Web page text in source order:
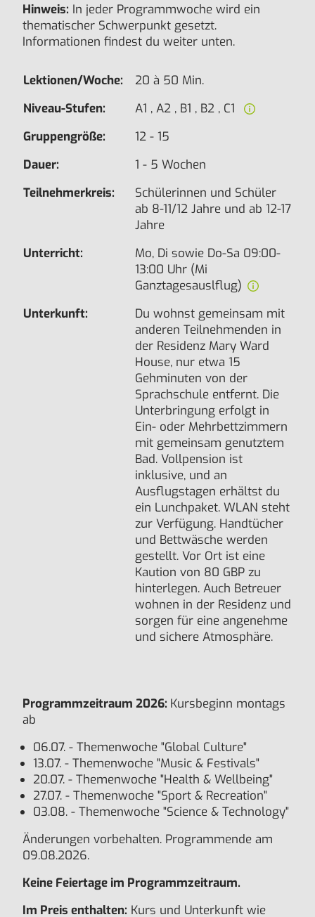
Hinweis: In jeder Programmwoche wird ein
thematischer Schwerpunkt gesetzt.
Informationen findest du weiter unten.
Lektionen/Woche:
20 à 50 Min.
Niveau-Stufen:
A1 , A2 , B1 , B2 , C1
Gruppengröße:
12 - 15
Dauer:
1 - 5 Wochen
Teilnehmerkreis:
Schülerinnen und Schüler
ab 8-11/12 Jahre und ab 12-17
Jahre
Unterricht:
Mo, Di sowie Do-Sa 09:00-
13:00 Uhr (Mi
Ganztagesauslflug)
Unterkunft:
Du wohnst gemeinsam mit
anderen Teilnehmenden in
der Residenz Mary Ward
House, nur etwa 15
Gehminuten von der
Sprachschule entfernt. Die
Unterbringung erfolgt in
Ein- oder Mehrbettzimmern
mit gemeinsam genutztem
Bad. Vollpension ist
inklusive, und an
Ausflugstagen erhältst du
ein Lunchpaket. WLAN steht
zur Verfügung. Handtücher
und Bettwäsche werden
gestellt. Vor Ort ist eine
Kaution von 80 GBP zu
hinterlegen. Auch Betreuer
wohnen in der Residenz und
sorgen für eine angenehme
und sichere Atmosphäre.
Programmzeitraum 2026: Kursbeginn montags
ab
06.07. - Themenwoche "Global Culture"
13.07. - Themenwoche "Music & Festivals"
20.07. - Themenwoche "Health & Wellbeing"
27.07. - Themenwoche "Sport & Recreation"
03.08. - Themenwoche "Science & Technology"
Änderungen vorbehalten. Programmende am
09.08.2026.
Keine Feiertage im Programmzeitraum.
Im Preis enthalten: Kurs und Unterkunft wie